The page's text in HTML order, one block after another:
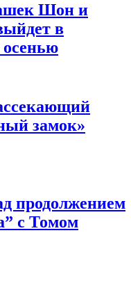
Шон и
в
осенью
замок»
продолжением
с Томом